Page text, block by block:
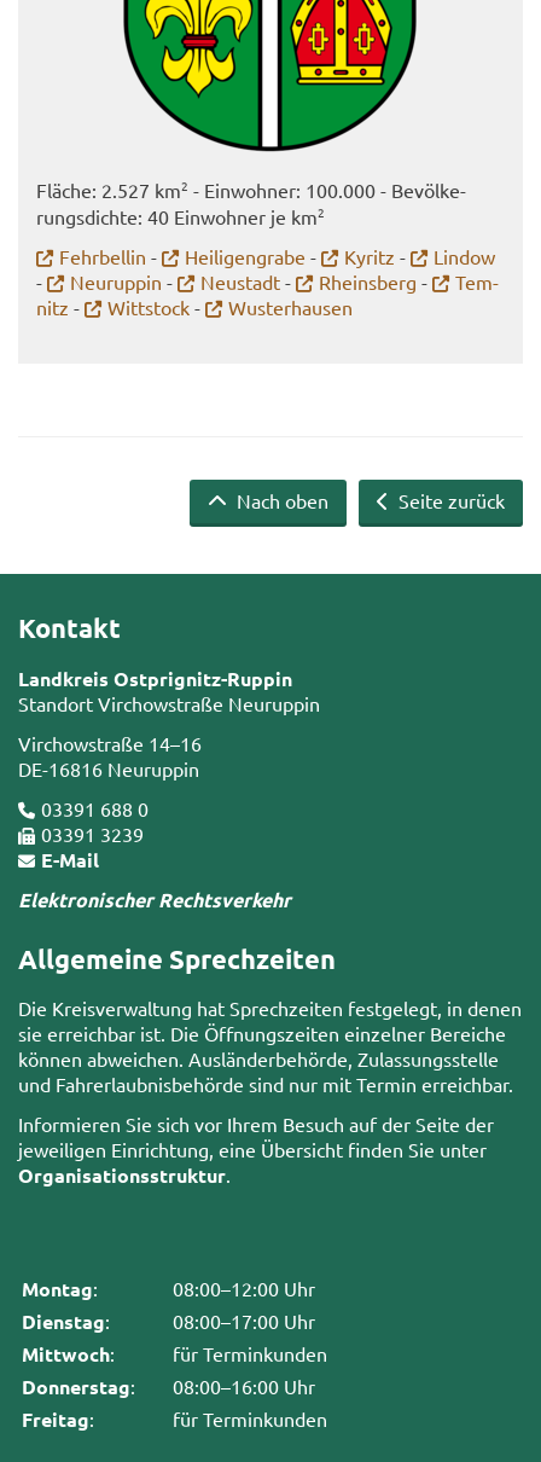
Flä­che: 2.527 km2 - Ein­woh­ner: 100.000 - Be­völ­ke­
rungs­dich­te: 40 Ein­woh­ner je km2
Fehr­bel­lin - Hei­li­gen­gra­be - Ky­ritz -
Lin­dow
-
Neu­rup­pin - Neu­stadt - Rheins­berg -
Tem­
nitz - Witt­stock - Wus­ter­hau­sen
Seite zurück
Nach oben
Kontakt
Landkreis Ostprignitz-Ruppin
Standort Virchowstraße Neuruppin
Virchowstraße 14–16
DE-16816 Neuruppin
03391 688 0
03391 3239
E-Mail
Elektronischer Rechtsverkehr
Allgemeine Sprechzeiten
Die Kreisverwaltung hat Sprechzeiten festgelegt, in denen
sie erreichbar ist. Die Öffnungszeiten einzelner Bereiche
können abweichen. Ausländerbehörde, Zulassungsstelle
und Fahrerlaubnisbehörde sind nur mit Termin erreichbar.
Informieren Sie sich vor Ihrem Besuch auf der Seite der
jeweiligen Einrichtung, eine Übersicht finden Sie unter
Organisationsstruktur.
Montag: 08:00–12:00 Uhr
Dienstag: 08:00–17:00 Uhr
Mittwoch: für Terminkunden
Donnerstag: 08:00–16:00 Uhr
Freitag: für Terminkunden